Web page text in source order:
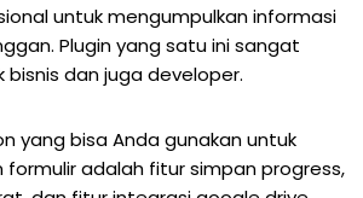
untuk mengumpulkan informasi
Plugin yang satu ini sangat
bisnis dan juga developer.
yang bisa Anda gunakan untuk
adalah fitur simpan progress,